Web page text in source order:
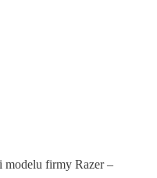
modelu firmy Razer –